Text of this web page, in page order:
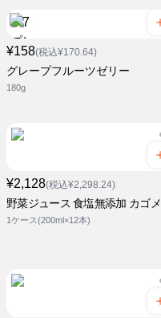
¥158(税込¥170.64)
グレープフルーツゼリー
180g
¥2,128(税込¥2,298.24)
野菜ジュース 食塩無添加 カゴメ
1ケース(200ml×12本)